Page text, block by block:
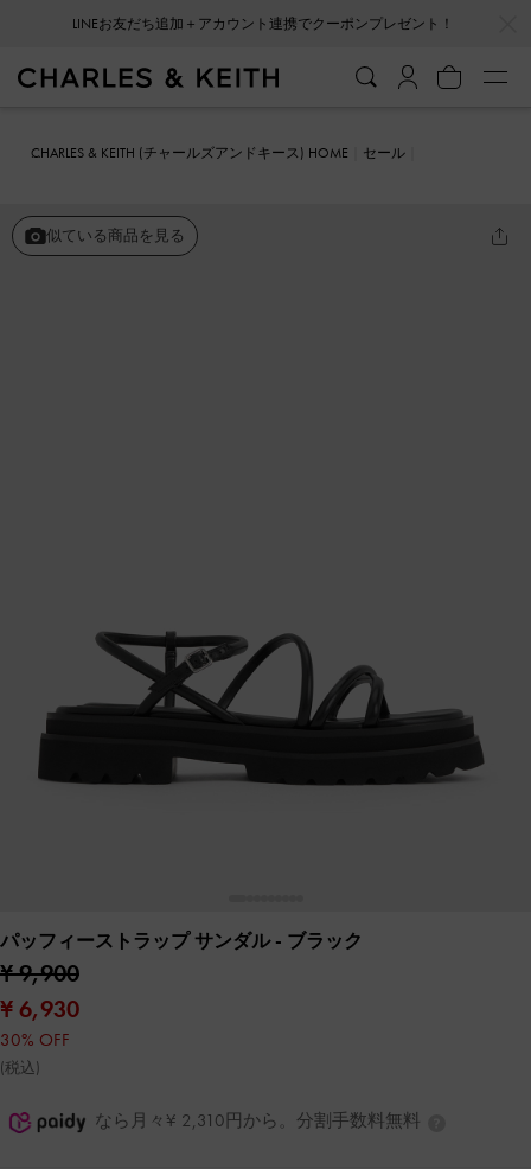
LINEお友だち追加＋アカウント連携でクーポンプレゼント！
CHARLES & KEITH (チャールズアンドキース) HOME
セール
似ている商品を見る
パッフィーストラップ サンダル- ブラック
¥ 9,900
¥ 6,930
30% OFF
(税込)
なら月々¥ 2,310円から。分割手数料無料